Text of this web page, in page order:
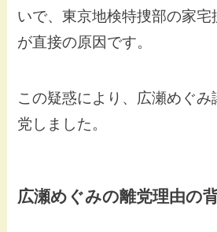
いで、東京地検特捜部の家宅
が直接の原因です。
この疑惑により、広瀬めぐ
党しました。
広瀬めぐみの離党理由の